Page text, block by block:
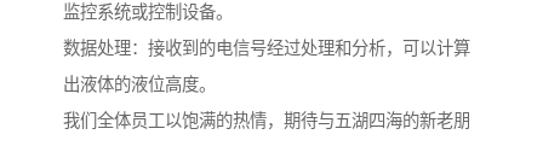
监控系统或控制设备。
数据处理：接收到的电信号经过处理和分析，可以计算
出液体的液位高度。
我们全体员工以饱满的热情，期待与五湖四海的新老朋